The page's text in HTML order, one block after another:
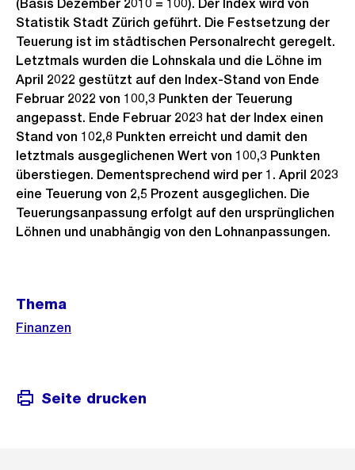
(Basis Dezember 2010 = 100). Der Index wird von
Statistik Stadt Zürich geführt. Die Festsetzung der
Teuerung ist im städtischen Personalrecht geregelt.
Letztmals wurden die Lohnskala und die Löhne im
April 2022 gestützt auf den Index-Stand von Ende
Februar 2022 von 100,3 Punkten der Teuerung
angepasst. Ende Februar 2023 hat der Index einen
Stand von 102,8 Punkten erreicht und damit den
letztmals ausgeglichenen Wert von 100,3 Punkten
überstiegen. Dementsprechend wird per 1. April 2023
eine Teuerung von 2,5 Prozent ausgeglichen. Die
Teuerungsanpassung erfolgt auf den ursprünglichen
Löhnen und unabhängig von den Lohnanpassungen.
Informationen
Thema
Finanzen
Seite drucken